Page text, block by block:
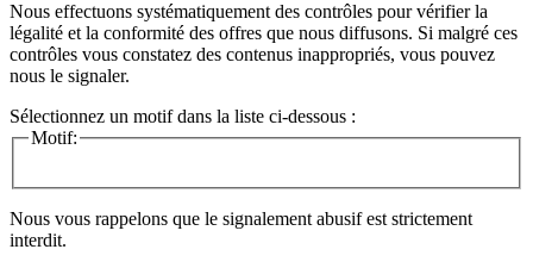
Nous effectuons systématiquement des contrôles pour vérifier la
légalité et la conformité des offres que nous diffusons. Si malgré ces
contrôles vous constatez des contenus inappropriés, vous pouvez
nous le signaler.
Sélectionnez un motif dans la liste ci-dessous :
Motif:
Nous vous rappelons que le signalement abusif est strictement
interdit.